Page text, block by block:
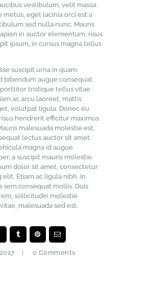
vestibulum, velit massa
metus, eget lacinia orci est a
sed nulla nunc. Mauris
in auctor elementum, risus
ipsum, in cursus magna tellus
suscipit urna in quam
bibendum augue consequat.
porttitor tristique tellus vitae
ac arcu laoreet, mattis
volutpat ligula. Donec eu
hendrerit efficitur maximus
malesuada molestie est,
lectus auctor sit amet.
magna id augue
a suscipit mauris molestie.
dolor sit amet, consectetur
elit. Etiam ac ligula nibh. In
sem consequat mollis. Duis
sollicitudin molestie
malesuada sed est.
0 Comments